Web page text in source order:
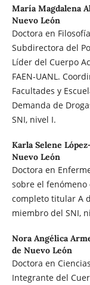
María Magdalena
Nuevo León
Doctora en
Subdirectora del
Líder del Cuerpo
FAEN-UANL.
Facultades y
Demanda de
SNI, nivel I.
Karla Selene
Nuevo León
Doctora en
sobre el
completo titular A
miembro del SNI,
Nora Angélica
de Nuevo León
Doctora en
Integrante del